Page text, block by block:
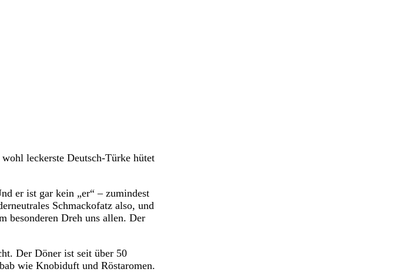
leckerste Deutsch-Türke hütet
er ist gar kein „er“ – zumindest
Schmackofatz also, und
besonderen Dreh uns allen. Der
Der Döner ist seit über 50
wie Knobiduft und Röstaromen.